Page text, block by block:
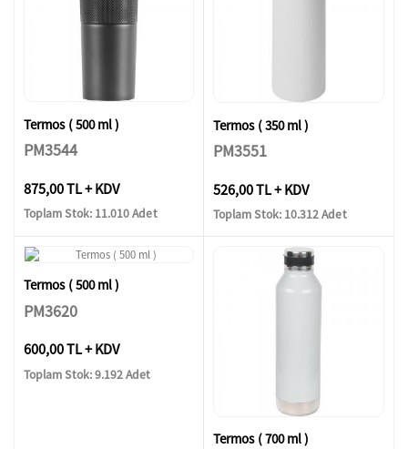
Termos ( 500 ml )
PM3544
875,00 TL + KDV
Toplam Stok: 11.010 Adet
Termos ( 350 ml )
PM3551
526,00 TL + KDV
Toplam Stok: 10.312 Adet
Termos ( 500 ml )
PM3620
600,00 TL + KDV
Toplam Stok: 9.192 Adet
Termos ( 700 ml )